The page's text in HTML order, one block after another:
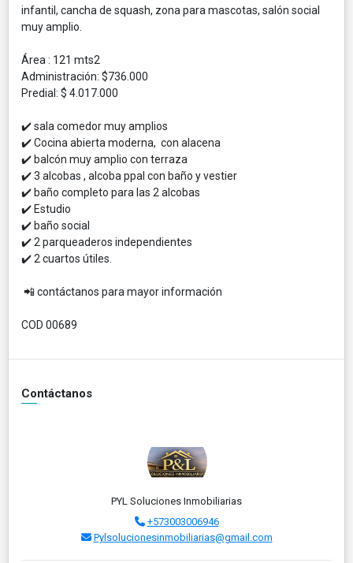
infantil, cancha de squash, zona para mascotas, salón social
muy amplio.
Área : 121 mts2
Administración: $736.000
Predial: $ 4.017.000
✔️ sala comedor muy amplios
✔️ Cocina abierta moderna, con alacena
✔️ balcón muy amplio con terraza
✔️ 3 alcobas , alcoba ppal con baño y vestier
✔️ baño completo para las 2 alcobas
✔️ Estudio
✔️ baño social
✔️ 2 parqueaderos independientes
✔️ 2 cuartos útiles.
📲 contáctanos para mayor información
COD 00689
Contáctanos
PYL Soluciones Inmobiliarias
+573003006946
Pylsolucionesinmobiliarias@gmail.com